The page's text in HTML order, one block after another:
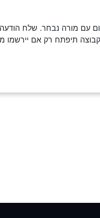
עם מורה נבחר. שלח הודעה
תיפתח רק אם יירשמו